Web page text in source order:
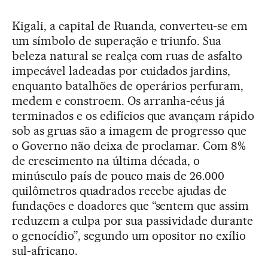
Kigali, a capital de Ruanda, converteu-se em
um símbolo de superação e triunfo. Sua
beleza natural se realça com ruas de asfalto
impecável ladeadas por cuidados jardins,
enquanto batalhões de operários perfuram,
medem e constroem. Os arranha-céus já
terminados e os edifícios que avançam rápido
sob as gruas são a imagem de progresso que
o Governo não deixa de proclamar. Com 8%
de crescimento na última década, o
minúsculo país de pouco mais de 26.000
quilômetros quadrados recebe ajudas de
fundações e doadores que “sentem que assim
reduzem a culpa por sua passividade durante
o genocídio”, segundo um opositor no exílio
sul-africano.